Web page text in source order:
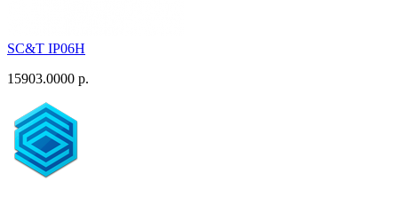
SC&T IP06H
15903.0000 р.